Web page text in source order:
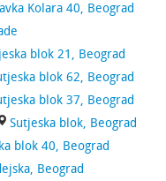
Kolara 40, Beograd
blok 21, Beograd
blok 62, Beograd
blok 37, Beograd
Sutjeska blok, Beograd
blok 40, Beograd
Beograd